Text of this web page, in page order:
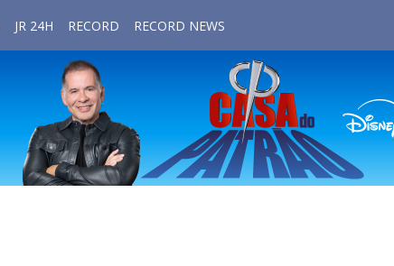
JR 24H RECORD RECORD NEWS